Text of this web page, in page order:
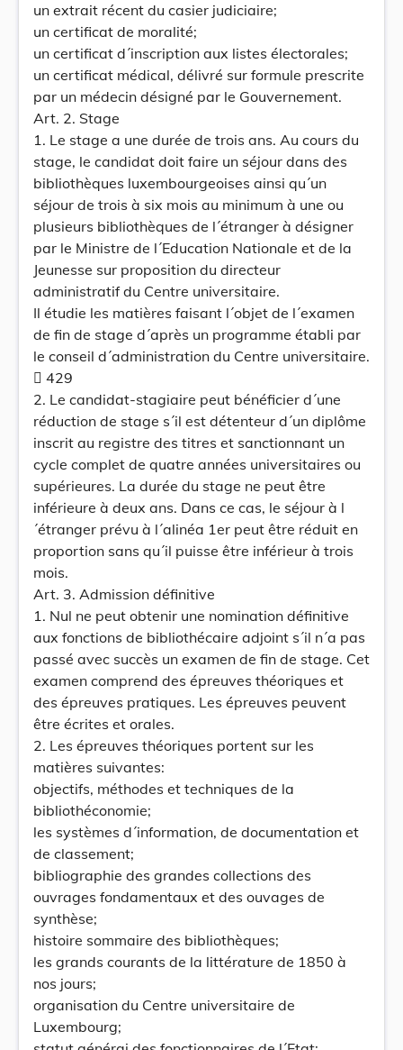
un extrait récent du casier judiciaire;
un certificat de moralité;
un certificat d´inscription aux listes électorales;
un certificat médical, délivré sur formule prescrite
par un médecin désigné par le Gouvernement.
Art. 2. Stage
1. Le stage a une durée de trois ans. Au cours du
stage, le candidat doit faire un séjour dans des
bibliothèques luxembourgeoises ainsi qu´un
séjour de trois à six mois au minimum à une ou
plusieurs bibliothèques de l´étranger à désigner
par le Ministre de l´Education Nationale et de la
Jeunesse sur proposition du directeur
administratif du Centre universitaire.
Il étudie les matières faisant l´objet de l´examen
de fin de stage d´après un programme établi par
le conseil d´administration du Centre universitaire.
 429
2. Le candidat-stagiaire peut bénéficier d´une
réduction de stage s´il est détenteur d´un diplôme
inscrit au registre des titres et sanctionnant un
cycle complet de quatre années universitaires ou
supérieures. La durée du stage ne peut être
inférieure à deux ans. Dans ce cas, le séjour à l
´étranger prévu à l´alinéa 1er peut être réduit en
proportion sans qu´il puisse être inférieur à trois
mois.
Art. 3. Admission définitive
1. Nul ne peut obtenir une nomination définitive
aux fonctions de bibliothécaire adjoint s´il n´a pas
passé avec succès un examen de fin de stage. Cet
examen comprend des épreuves théoriques et
des épreuves pratiques. Les épreuves peuvent
être écrites et orales.
2. Les épreuves théoriques portent sur les
matières suivantes:
objectifs, méthodes et techniques de la
bibliothéconomie;
les systèmes d´information, de documentation et
de classement;
bibliographie des grandes collections des
ouvrages fondamentaux et des ouvages de
synthèse;
histoire sommaire des bibliothèques;
les grands courants de la littérature de 1850 à
nos jours;
organisation du Centre universitaire de
Luxembourg;